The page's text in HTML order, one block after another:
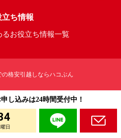
立ち情報
るお役立ち情報一覧
の格安引越しならハコぶん
し込みは24時間受付中！
日